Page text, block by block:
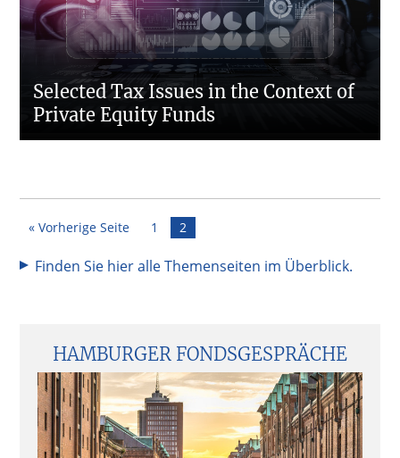
Selected Tax Issues in the Context of
Private Equity Funds
« Vorherige Seite Seite
1 Seite
2
Finden Sie hier alle Themenseiten im Überblick.
HAMBURGER FONDSGESPRÄCHE